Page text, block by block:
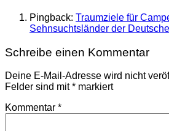
Pingback: Traumziele für
Sehnsuchtsländer der
Schreibe einen Kommentar
Deine E-Mail-Adresse wird nicht
Felder sind mit* markiert
Kommentar *